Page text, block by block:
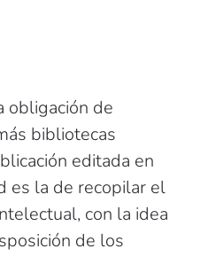
obligación de
bibliotecas
editada en
es la de recopilar el
con la idea
de los